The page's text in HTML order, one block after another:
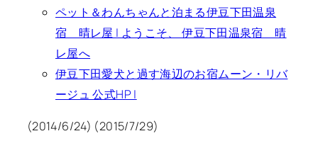
ペット＆わんちゃんと泊まる伊豆下田温泉
宿 晴レ屋 | ようこそ、 伊豆下田温泉宿 晴
レ屋へ
伊豆下田愛犬と過す海辺のお宿ムーン・リバ
ージュ 公式HP |
(2014/6/24) (2015/7/29)